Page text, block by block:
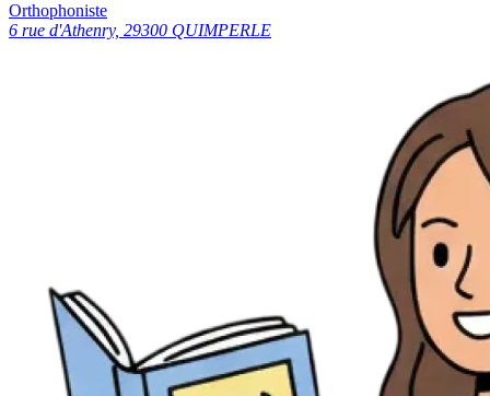
Orthophoniste
6 rue d'Athenry, 29300 QUIMPERLE